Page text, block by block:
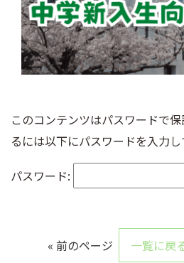
このコンテンツはパスワードで
るには以下にパスワードを入力し
パスワード:
« 前のページ 一覧に戻